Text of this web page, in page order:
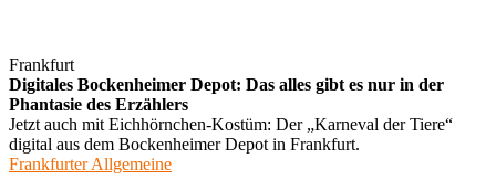
Frankfurt
Digitales Bockenheimer Depot: Das alles gibt es nur in der
Phantasie des Erzählers
Jetzt auch mit Eichhörnchen-Kostüm: Der „Karneval der Tiere“
digital aus dem Bockenheimer Depot in Frankfurt.
Frankfurter Allgemeine